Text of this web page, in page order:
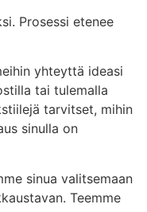
Prosessi etenee
yhteyttä ideasi
tai tulemalla
tarvitset, mihin
sinulla on
sinua valitsemaan
Teemme